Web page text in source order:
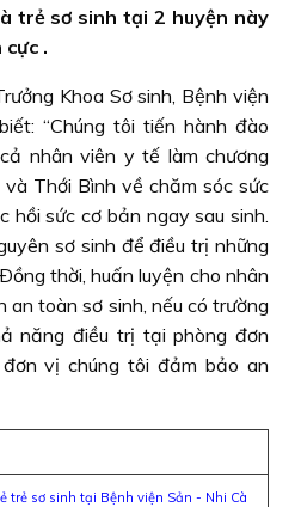
trẻ sơ sinh tại 2 huyện này
.
Khoa Sơ sinh, Bệnh viện
“Chúng tôi tiến hành đào
nhân viên y tế làm chương
Thới Bình về chăm sóc sức
hồi sức cơ bản ngay sau sinh.
sơ sinh để điều trị những
thời, huấn luyện cho nhân
toàn sơ sinh, nếu có trường
năng điều trị tại phòng đơn
vị chúng tôi đảm bảo an
trẻ sơ sinh tại Bệnh viện Sản - Nhi Cà